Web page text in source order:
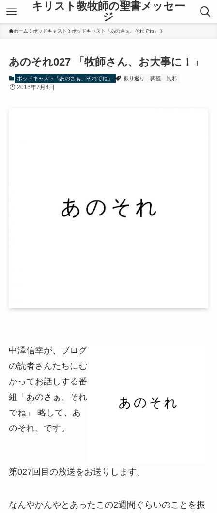
キリスト教牧師の聖書メッセー
ジ
ホーム ポッドキャスト ポッドキャスト「あのさぁ、それでね」
あのそれ027 「牧師さん、お大事に！」
ポッドキャスト「あのさぁ、それでね」 振り返り 葬儀 風邪
2016年7月4日
中澤信幸が、ブログ
の読者さんたちにむ
かってお話しする番
組「あのさぁ、それ
でね」 略して、あ
のそれ、です。
第027回目の放送をお送りします。
なんやかんやとあったこの2週間ぐらいのことを振